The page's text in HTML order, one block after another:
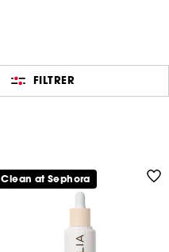
FILTRER
Clean at Sephora